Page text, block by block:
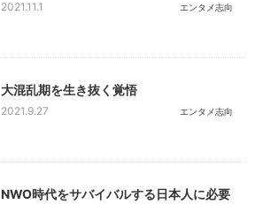
2021.11.1 エンタメ志向
大混乱期を生き抜く覚悟
2021.9.27 エンタメ志向
NWO時代をサバイバルする日本人に必要